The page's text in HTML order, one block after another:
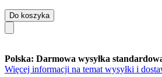
Do koszyka
Polska: Darmowa wysyłka
Więcej informacji na temat wysyłki i